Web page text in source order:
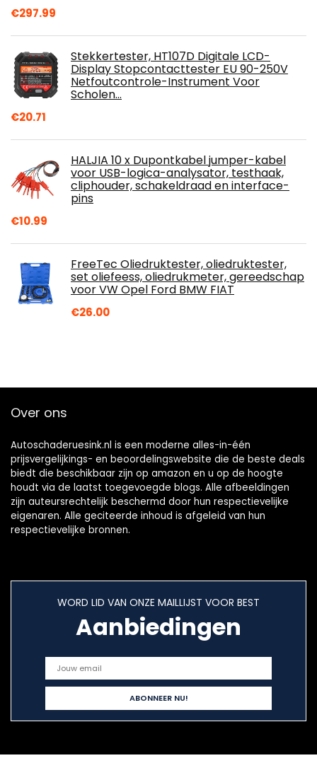
€297.99
Stekkertester, HT107D Digitale LCD-
Display Stopcontacttester EU 90-250V
Netfoutcontrole-Instrument Voor
Scholen…
€20.71
HALJIA 10 x Dupontkabel jumper-kabel
voor USB-logica-analysator, testhaak,
cliphouder, schakeldraad en interface-
pins
€10.99
FreeTec Oliedruktester, oliedruktester,
set oliefeess, oliedrukmeter, gereedschap
voor VW Opel Ford BMW FIAT
€26.00
Over ons
Autoschaderuesink.nl is een moderne alles-in-één
prijsvergelijkings- en beoordelingswebsite die de beste deals
biedt die beschikbaar zijn op amazon en u op de hoogte
houdt via de laatst toegevoegde blogs. Alle afbeeldingen
zijn auteursrechtelijk beschermd door hun respectievelijke
eigenaren. Alle geciteerde inhoud is afgeleid van hun
respectievelijke bronnen.
WORD LID VAN ONZE MAILLIJST VOOR BEST
Aanbiedingen